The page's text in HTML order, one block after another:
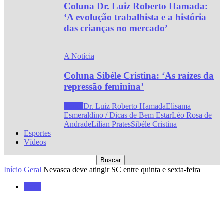
Coluna Dr. Luiz Roberto Hamada:
‘A evolução trabalhista e a história
das crianças no mercado’
A Notícia
Coluna Sibéle Cristina: ‘As raízes da
repressão feminina’
Dr. Luiz Roberto HamadaElisama
Esmeraldino / Dicas de Bem EstarLéo Rosa de
AndradeLilian PratesSibéle Cristina
Esportes
Vídeos
Início Geral Nevasca deve atingir SC entre quinta e sexta-feira